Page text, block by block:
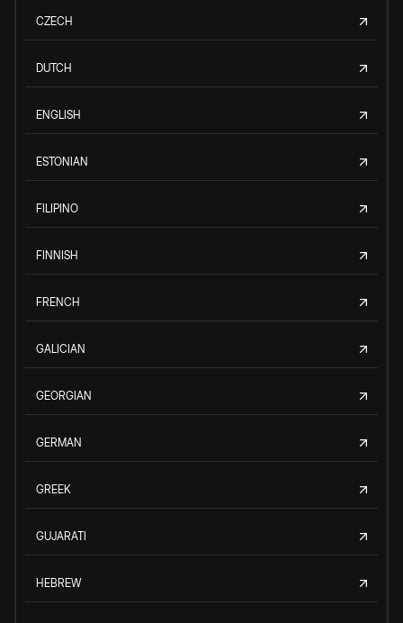
CZECH
DUTCH
ENGLISH
ESTONIAN
FILIPINO
FINNISH
FRENCH
GALICIAN
GEORGIAN
GERMAN
GREEK
GUJARATI
HEBREW